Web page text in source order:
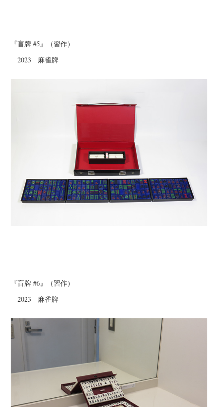
『盲牌 #5』（習作）
2023 麻雀牌
『盲牌 #6』（習作）
2023 麻雀牌